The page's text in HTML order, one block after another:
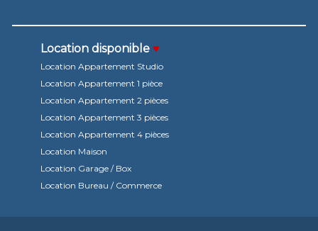
Location disponible ♥
Location Appartement Studio
Location Appartement 1 pièce
Location Appartement 2 pièces
Location Appartement 3 pièces
Location Appartement 4 pièces
Location Maison
Location Garage / Box
Location Bureau / Commerce